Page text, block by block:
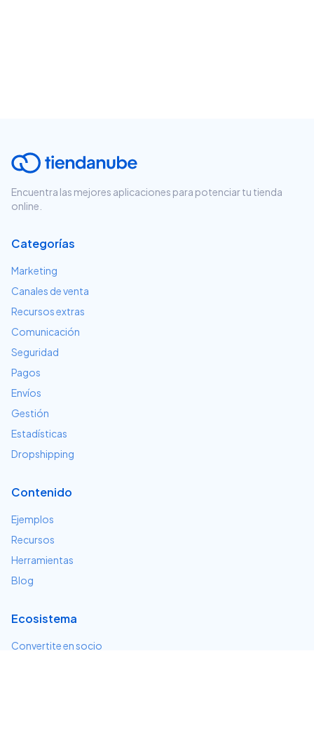
Encuentra las mejores aplicaciones para potenciar tu tienda
online.
Categorías
Marketing
Canales de venta
Recursos extras
Comunicación
Seguridad
Pagos
Envíos
Gestión
Estadísticas
Dropshipping
Contenido
Ejemplos
Recursos
Herramientas
Blog
Ecosistema
Convertite en socio